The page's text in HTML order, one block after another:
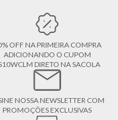
OFF NA PRIMEIRA COMPRA
ADICIONANDO O CUPOM
DIRETO NA SACOLA
NOSSA NEWSLETTER COM
PROMOÇÕES EXCLUSIVAS